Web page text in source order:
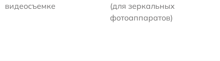
видеосъемке
(для зеркальных
фотоаппаратов)